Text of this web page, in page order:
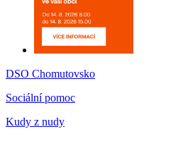
DSO Chomutovsko
Sociální pomoc
Kudy z nudy